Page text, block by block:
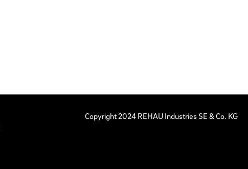
Copyright 2024 REHAU Industries SE & Co. KG